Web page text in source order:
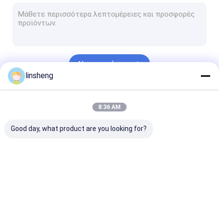
Αισθητήρες χώρων στάθμευσης φορτηγών
Εξαρτήσεις μηχανών παραθύρων δύναμης
Κεντρικοί ενεργοποιητές κλειδώματος
Σύστημα συναγερμών ασφάλειας οχημάτων
Να συνεχίσει
linsheng
8:36 AM
Good day, what product are you looking for?